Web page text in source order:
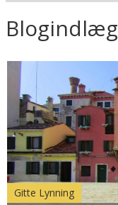
Blogindlæg
Gitte Lynning